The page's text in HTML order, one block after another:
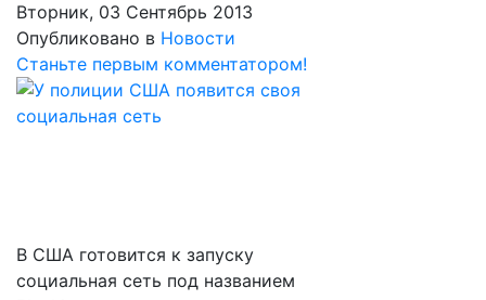
Вторник, 03 Сентябрь 2013
Опубликовано в Новости
Станьте первым комментатором!
В США готовится к запуску
социальная сеть под названием